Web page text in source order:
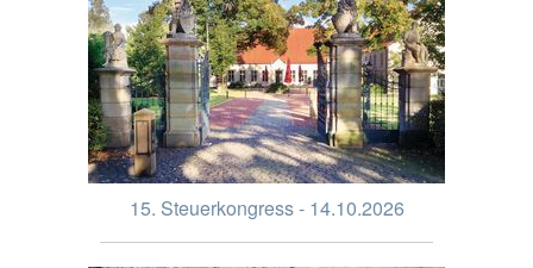
15. Steuerkongress - 14.10.2026